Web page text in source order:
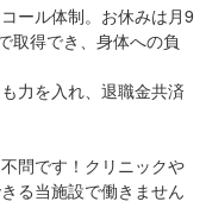
ール体制。お休みは月9
取得でき、身体への負
力を入れ、退職金共済
問です！クリニックや
る当施設で働きません